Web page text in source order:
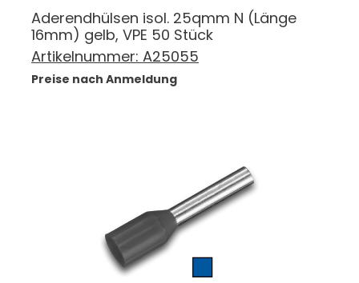
Aderendhülsen isol. 25qmm N (Länge
16mm) gelb, VPE 50 Stück
Artikelnummer: A25055
Preise nach Anmeldung